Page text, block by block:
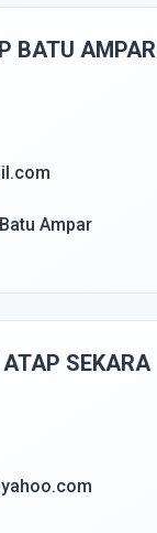
BATU AMPAR
Ampar
SEKARA